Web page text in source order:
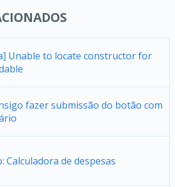
Unable to locate constructor for
fazer submissão do botão com
Calculadora de despesas